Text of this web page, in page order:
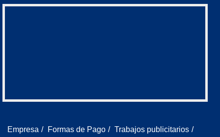
Empresa / Formas de Pago / Trabajos publicitarios /